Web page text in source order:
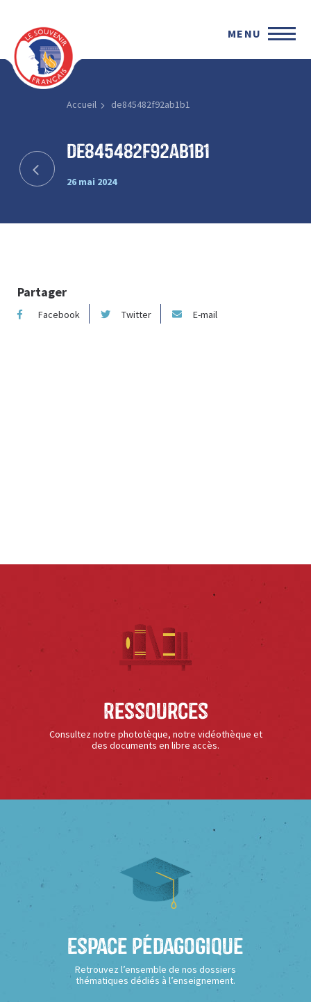
MENU
Accueil de845482f92ab1b1
de845482f92ab1b1
26 mai 2024
Partager
Facebook Twitter E-mail
Ressources
Consultez notre phototèque, notre vidéothèque et
des documents en libre accès.
Espace Pédagogique
Retrouvez l’ensemble de nos dossiers
thématiques dédiés à l’enseignement.